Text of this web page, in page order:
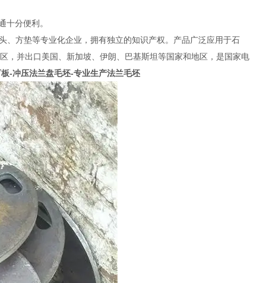
分便利。
方垫等专业化企业，拥有独立的知识产权。产品广泛应用于石
，并出口美国、新加坡、伊朗、巴基斯坦等国家和地区，是国家电
-冲压法兰盘毛坯-专业生产法兰毛坯